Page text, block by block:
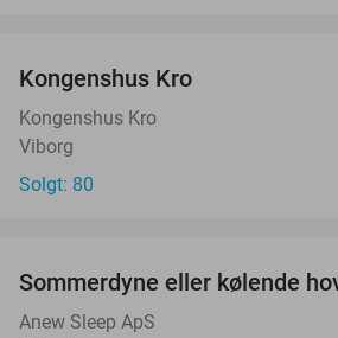
Kongenshus Kro
Kongenshus Kro
Viborg
Solgt: 80
Sommerdyne eller kølende
Anew Sleep ApS